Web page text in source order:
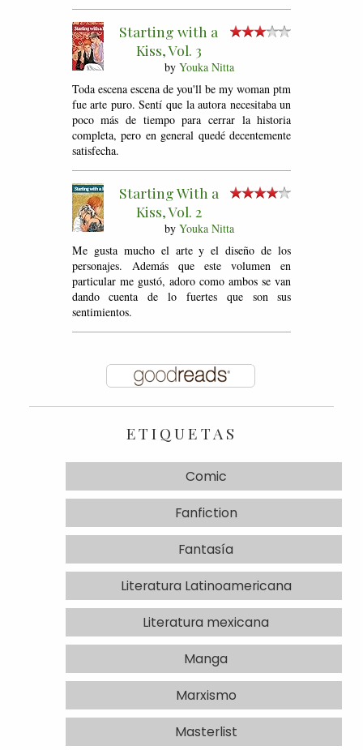
Starting with a
Kiss, Vol. 3
by Youka Nitta
Toda escena escena de you'll be my woman ptm
fue arte puro. Sentí que la autora necesitaba un
poco más de tiempo para cerrar la historia
completa, pero en general quedé decentemente
satisfecha.
Starting With a
Kiss, Vol. 2
by Youka Nitta
Me gusta mucho el arte y el diseño de los
personajes. Además que este volumen en
particular me gustó, adoro como ambos se van
dando cuenta de lo fuertes que son sus
sentimientos.
ETIQUETAS
Comic
Fanfiction
Fantasía
Literatura Latinoamericana
Literatura mexicana
Manga
Marxismo
Masterlist